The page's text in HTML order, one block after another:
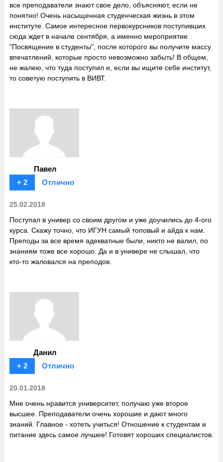
все преподаватели знают свое дело, объясняют, если не
понятно! Очень насыщенная студенческая жизнь в этом
институте. Самое интересное первокурсников поступивших
сюда ждет в начале сентября, а именно мероприятие
"Посвящение в студенты", после которого вы получите массу
впечатлений, которые просто невозможно забыть! В общем,
не жалею, что туда поступил и, если вы ищите себе институт,
то советую поступить в ВИВТ.
Павел
+ 2
Отлично
25.02.2018
Поступал в универ со своим другом и уже доучились до 4-ого
курса. Скажу точно, что ИГУН самый топовый и айда к нам.
Преподы за все время адекватные были, никто не валил, по
знаниям тоже все хорошо. Да и в универе не слышал, что
кто-то жаловался на преподов.
Данил
+ 2
Отлично
20.01.2018
Мне очень нравится университет, получаю уже второе
высшее. Преподаватели очень хорошие и дают много
знаний. Главное - хотеть учиться! Отношение к студентам и
питание здесь самое лучшее! Готовят хороших специалистов.